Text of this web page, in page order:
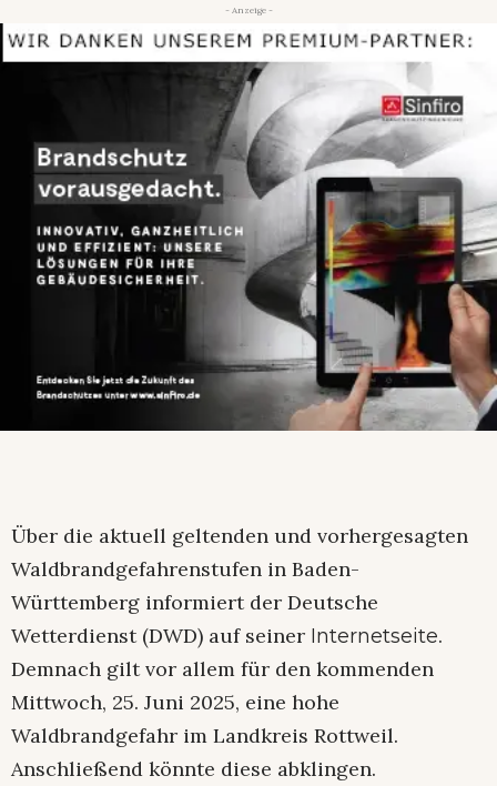
- Anzeige -
Über die aktuell geltenden und vorhergesagten
Waldbrandgefahrenstufen in Baden-
Württemberg informiert der Deutsche
Wetterdienst (DWD) auf seiner Internetseite.
Demnach gilt vor allem für den kommenden
Mittwoch, 25. Juni 2025, eine hohe
Waldbrandgefahr im Landkreis Rottweil.
Anschließend könnte diese abklingen.